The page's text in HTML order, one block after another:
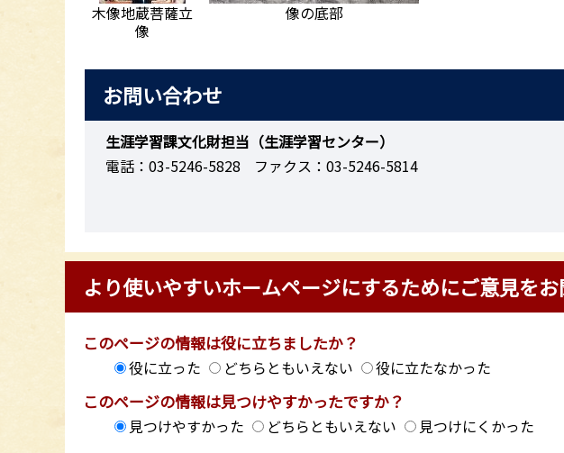
木像地蔵菩薩立
像
像の底部
お問い合わせ
生涯学習課文化財担当（生涯学習センター）
電話：03-5246-5828
ファクス：03-5246-5814
より使いやすいホームページにするためにご意見をお
このページの情報は役に立ちましたか？
役に立った どちらともいえない 役に立たなかった
このページの情報は見つけやすかったですか？
見つけやすかった どちらともいえない 見つけにくかった